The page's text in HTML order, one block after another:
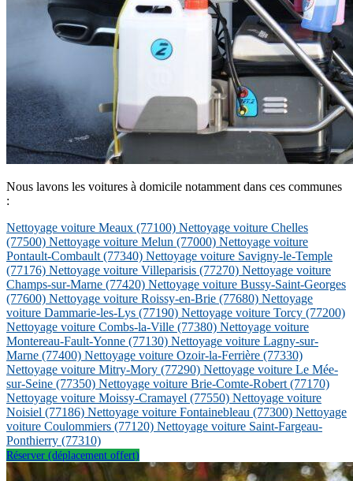
Nous lavons les voitures à domicile notamment dans ces communes
:
Nettoyage voiture Meaux (77100) Nettoyage voiture Chelles
(77500) Nettoyage voiture Melun (77000) Nettoyage voiture
Pontault-Combault(77340) Nettoyage voiture Savigny-le-Temple
(77176) Nettoyage voiture Villeparisis (77270) Nettoyage voiture
Champs-sur-Marne (77420) Nettoyage voiture Bussy-Saint-Georges
(77600) Nettoyage voiture Roissy-en-Brie (77680) Nettoyage
voiture Dammarie-les-Lys (77190) Nettoyage voiture Torcy (77200)
Nettoyage voiture Combs-la-Ville (77380) Nettoyage voiture
Montereau-Fault-Yonne (77130) Nettoyage voiture Lagny-sur-
Marne (77400) Nettoyage voiture Ozoir-la-Ferrière (77330)
Nettoyage voiture Mitry-Mory (77290) Nettoyage voiture Le Mée-
sur-Seine (77350) Nettoyage voiture Brie-Comte-Robert(77170)
Nettoyage voiture Moissy-Cramayel (77550) Nettoyage voiture
Noisiel (77186) Nettoyage voiture Fontainebleau (77300) Nettoyage
voiture Coulommiers (77120) Nettoyage voiture Saint-Fargeau-
Ponthierry (77310)
Réserver (déplacement offert)